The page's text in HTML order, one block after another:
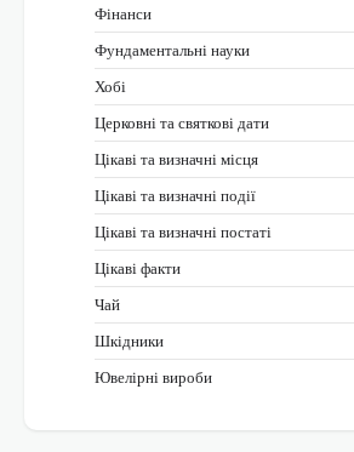
Фінанси
Фундаментальні науки
Хобі
Церковні та святкові дати
Цікаві та визначні місця
Цікаві та визначні події
Цікаві та визначні постаті
Цікаві факти
Чай
Шкідники
Ювелірні вироби